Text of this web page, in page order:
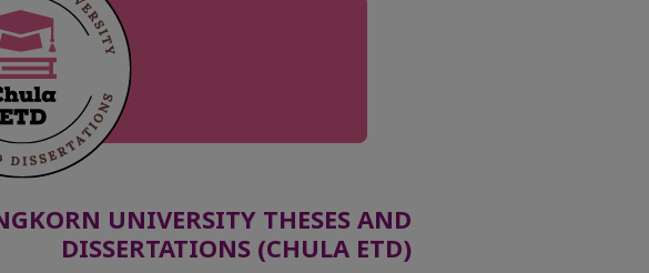
UNIVERSITY THESES AND
DISSERTATIONS (CHULA ETD)